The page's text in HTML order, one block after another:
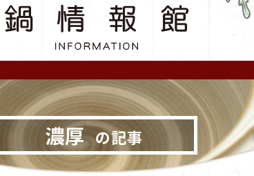
濃厚 の記事